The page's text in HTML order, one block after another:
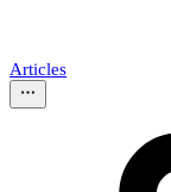
Articles